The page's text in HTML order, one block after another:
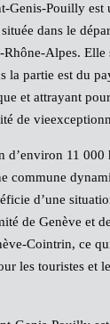
Genis-Pouilly est
dans le
Alpes. Elle
la partie est du
et attrayant
de
d’environ 11 000
commune
d’une
de Genève et
Cointrin, ce
les touristes et